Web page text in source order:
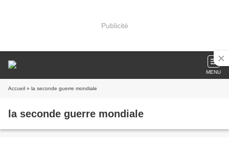
Publicité
MENU
Accueil » la seconde guerre mondiale
la seconde guerre mondiale